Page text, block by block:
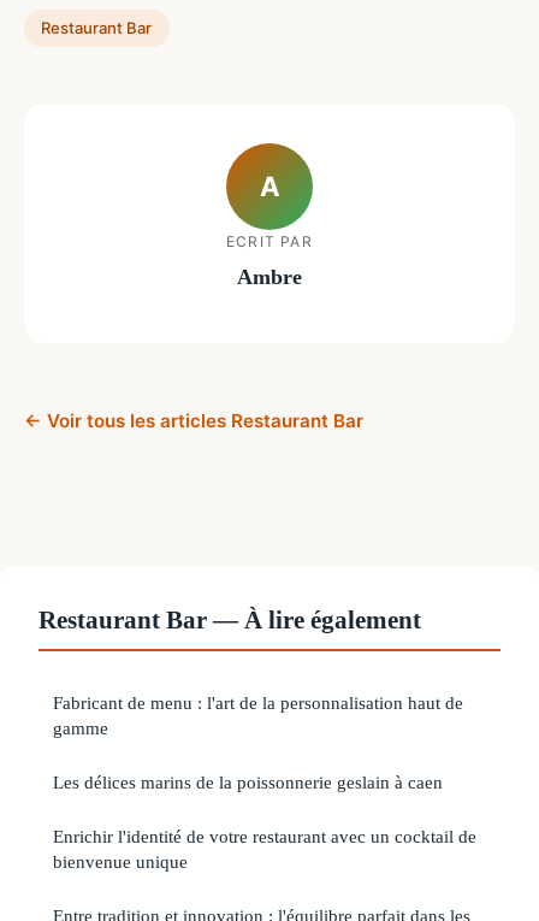
Restaurant Bar
A
ECRIT PAR
Ambre
← Voir tous les articles Restaurant Bar
Restaurant Bar — À lire également
Fabricant de menu : l'art de la personnalisation haut de
gamme
Les délices marins de la poissonnerie geslain à caen
Enrichir l'identité de votre restaurant avec un cocktail de
bienvenue unique
Entre tradition et innovation : l'équilibre parfait dans les